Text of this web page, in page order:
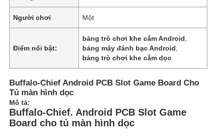
Người chơi Một
Điểm nổi bật:
bảng trò chơi khe cắm Android
bảng máy đánh bạc Android
bảng trò chơi khe cắm dọc
Buffalo-Chief Android PCB Slot Game Board Cho
Tủ màn hình dọc
Mô tả:
Buffalo-Chief. Android PCB Slot Game
Board cho tủ màn hình dọc